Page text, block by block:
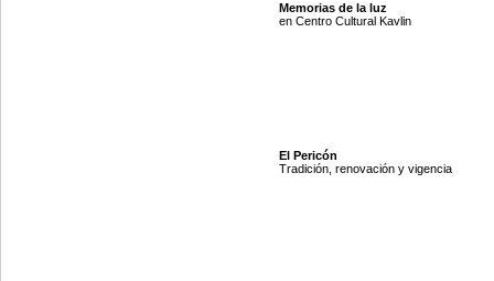
Memorias de la luz
en Centro Cultural Kavlin
El Pericón
Tradición, renovación y vigencia